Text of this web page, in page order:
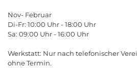
Nov- Februar
Di-Fr: 10:00 Uhr - 18:00 Uhr
Sa: 09:00 Uhr - 16:00 Uhr
Werkstatt: Nur nach telefonischer
ohne Termin.